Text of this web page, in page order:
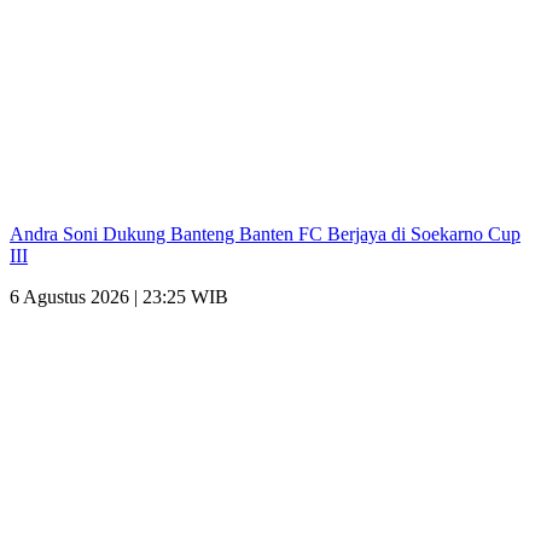
Andra Soni Dukung Banteng Banten FC Berjaya di Soekarno Cup
III
6 Agustus 2026 | 23:25 WIB